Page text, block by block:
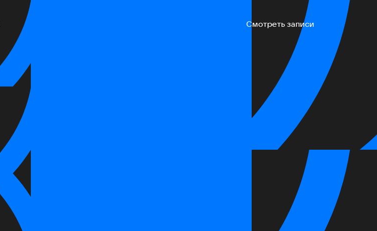
Смотреть записи